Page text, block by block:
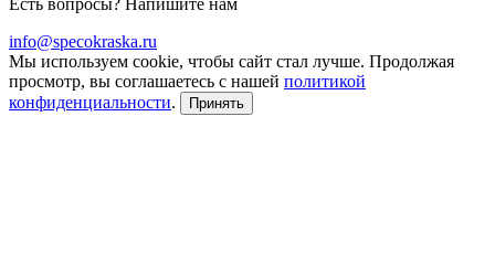
info@specokraska.ru
Мы используем cookie, чтобы сайт стал лучше. Продолжая
просмотр, вы соглашаетесь с нашей политикой
конфиденциальности. Принять